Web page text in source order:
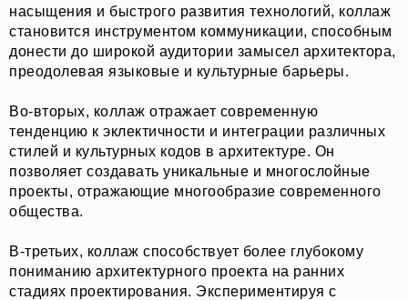
насыщения и быстрого развития технологий, коллаж
становится инструментом коммуникации, способным
донести до широкой аудитории замысел архитектора,
преодолевая языковые и культурные барьеры.
Во-вторых, коллаж отражает современную
тенденцию к эклектичности и интеграции различных
стилей и культурных кодов в архитектуре. Он
позволяет создавать уникальные и многослойные
проекты, отражающие многообразие современного
общества.
В-третьих, коллаж способствует более глубокому
пониманию архитектурного проекта на ранних
стадиях проектирования. Экспериментируя с